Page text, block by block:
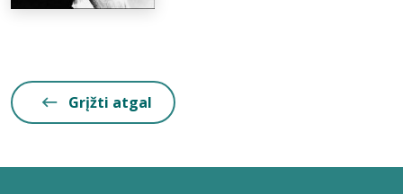
Grįžti atgal